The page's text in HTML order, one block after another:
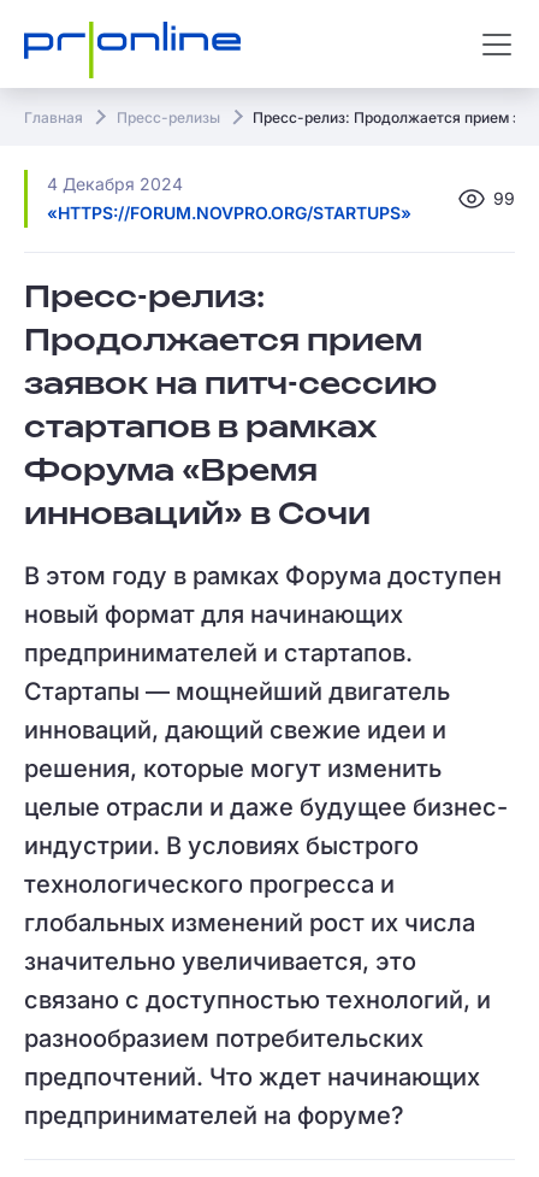
Главная Пресс-релизы Пресс-релиз: Продолжается прием
4 Декабря 2024
«HTTPS://FORUM.NOVPRO.ORG/STARTUPS»
99
Пресс-релиз:
Продолжается прием
заявок на питч-сессию
стартапов в рамках
Форума «Время
инноваций» в Сочи
В этом году в рамках Форума доступен
новый формат для начинающих
предпринимателей и стартапов.
Стартапы — мощнейший двигатель
инноваций, дающий свежие идеи и
решения, которые могут изменить
целые отрасли и даже будущее бизнес-
индустрии. В условиях быстрого
технологического прогресса и
глобальных изменений рост их числа
значительно увеличивается, это
связано с доступностью технологий, и
разнообразием потребительских
предпочтений. Что ждет начинающих
предпринимателей на форуме?